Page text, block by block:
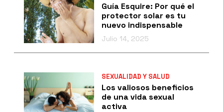
Guía Esquire: Por qué el
protector solar es tu
nuevo indispensable
Julio 14, 2025
SEXUALIDAD Y SALUD
Los valiosos beneficios
de una vida sexual
activa